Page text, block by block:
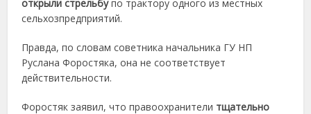
открыли стрельбупо трактору одного из местных
сельхозпредприятий.
Правда, по словам советника начальника ГУ НП
Руслана Форостяка, она не соответствует
действительности.
Форостяк заявил, что правоохранители тщательно